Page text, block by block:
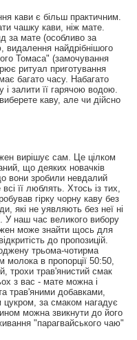
кави є більш практичним.
чашку кави, ніж мате.
за мате (особливо за
найдрібнішого
Томаса" (замочування
ритуал приготування
багато часу. Набагато
і залити її гарячою водою.
каву, але чи дійсно
вирішує сам. Це цілком
що деяких новачків
вони зробили невдалий
її люблять. Хтось із тих,
гірку чорну каву без
які не уявляють без неї ні
У наш час великого вибору
може знайти щось для
до пропозицій.
трьома-чотирма
молока в пропорції 50:50,
трохи трав'янистий смак
з вас - мате можна і
трав'яними добавками,
за смаком нагадує
можна звикнути до його
"парагвайського чаю"